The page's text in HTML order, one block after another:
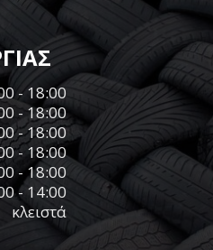
- 18:00
- 18:00
- 18:00
- 18:00
- 18:00
- 14:00
κλειστά